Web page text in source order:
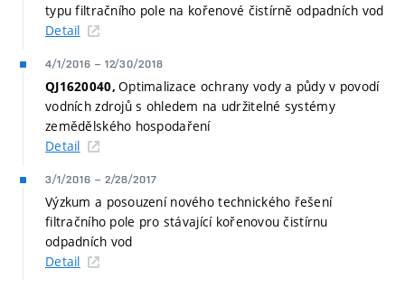
typu filtračního pole na kořenové čistírně odpadních vod
Detail
4/1/2016 – 12/30/2018
QJ1620040,Optimalizace ochrany vody a půdy v povodí
vodních zdrojů s ohledem na udržitelné systémy
zemědělského hospodaření
Detail
3/1/2016 – 2/28/2017
Výzkum a posouzení nového technického řešení
filtračního pole pro stávající kořenovou čistírnu
odpadních vod
Detail